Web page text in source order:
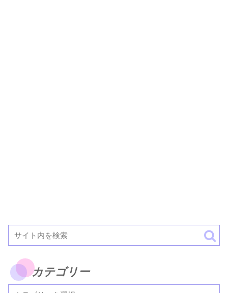
カテゴリー